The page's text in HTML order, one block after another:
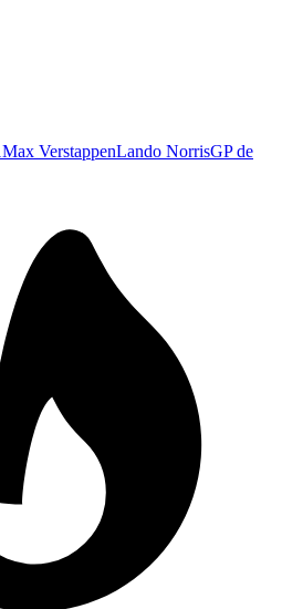
Max VerstappenLando NorrisGP de